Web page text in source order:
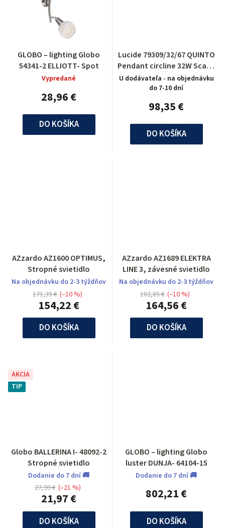
GLOBO – lighting Globo
54341-2 ELLIOTT- Spot
Vypredané
28,96 €
DO KOŠÍKA
Lucide 79309/32/67 QUINTO
Pendant circline 32W Scavo
Glass
U dodávateľa - na objednávku
do 7-10 dní
98,35 €
DO KOŠÍKA
AZzardo AZ1600 OPTIMUS,
Stropné svietidlo
Na objednávku do 2-3 týždňov
154,22 €
171,35 € (–10 %)
DO KOŠÍKA
AZzardo AZ1689 ELEKTRA
LINE 3, závesné svietidlo
Na objednávku do 2-3 týždňov
164,56 €
182,85 € (–10 %)
DO KOŠÍKA
AKCIA
TIP
Globo BALLERINA I- 48092-2
Stropné svietidlo
Dodanie do 7 dní 🚚
21,97 €
27,99 € (–21 %)
DO KOŠÍKA
GLOBO – lighting Globo
luster DUNJA- 64104-15
Dodanie do 7 dní 🚚
802,21 €
DO KOŠÍKA